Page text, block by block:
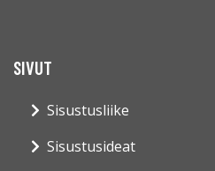
SIVUT
Sisustusliike
Sisustusideat